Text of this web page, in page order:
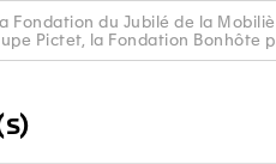
Fondation du Jubilé de la
Pictet, la Fondation Bonhôte